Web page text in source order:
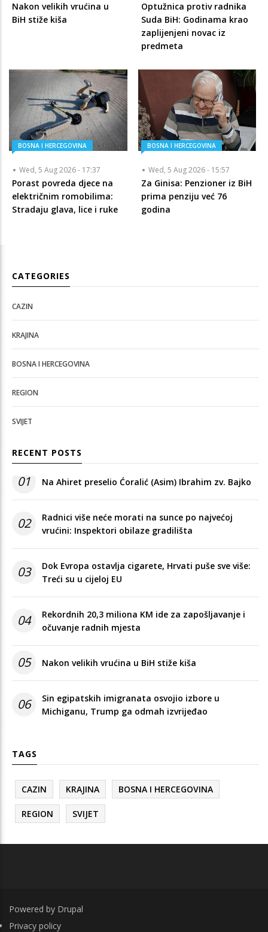
Nakon velikih vrućina u
BiH stiže kiša
Optužnica protiv radnika
Suda BiH: Godinama krao
zaplijenjeni novac iz
predmeta
BOSNA I HERCEGOVINA
Wed, 5 Aug 2026 - 17:37
Porast povreda djece na
električnim romobilima:
Stradaju glava, lice i ruke
BOSNA I HERCEGOVINA
Wed, 5 Aug 2026 - 15:57
Za Ginisa: Penzioner iz BiH
prima penziju već 76
godina
CATEGORIES
CAZIN
KRAJINA
BOSNA I HERCEGOVINA
REGION
SVIJET
RECENT POSTS
01 Na Ahiret preselio Ćoralić (Asim) Ibrahim zv. Bajko
02
Radnici više neće morati na sunce po najvećoj
vrućini: Inspektori obilaze gradilišta
03
Dok Evropa ostavlja cigarete, Hrvati puše sve više:
Treći su u cijeloj EU
04
Rekordnih 20,3 miliona KM ide za zapošljavanje i
očuvanje radnih mjesta
05 Nakon velikih vrućina u BiH stiže kiša
06
Sin egipatskih imigranata osvojio izbore u
Michiganu, Trump ga odmah izvrijeđao
TAGS
CAZIN KRAJINA BOSNA I HERCEGOVINA
REGION SVIJET
Powered by Drupal
FOOTER
Privacy policy